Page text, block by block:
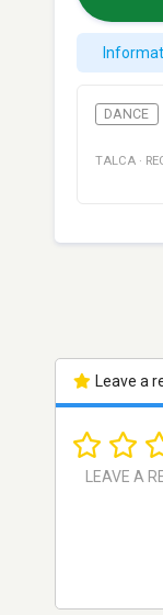
DANCE
TALCA ·
Leave a